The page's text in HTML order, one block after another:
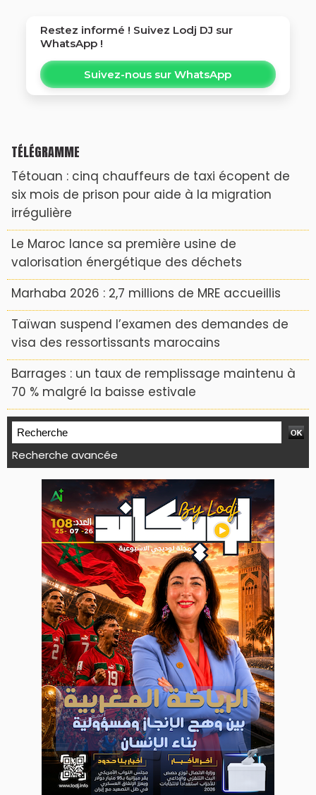
Restez informé ! Suivez Lodj DJ sur
WhatsApp !
Suivez-nous sur WhatsApp
TÉLÉGRAMME
Tétouan : cinq chauffeurs de taxi écopent de
six mois de prison pour aide à la migration
irrégulière
Le Maroc lance sa première usine de
valorisation énergétique des déchets
Marhaba 2026 : 2,7 millions de MRE accueillis
Taïwan suspend l’examen des demandes de
visa des ressortissants marocains
Barrages : un taux de remplissage maintenu à
70 % malgré la baisse estivale
Recherche avancée